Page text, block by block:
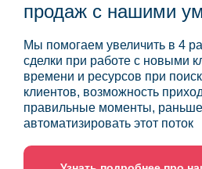
продаж с нашими
Мы помогаем увеличить в 4
сделки при работе с новыми
времени и ресурсов при
клиентов, возможность
правильные моменты, раньше
автоматизировать этот поток